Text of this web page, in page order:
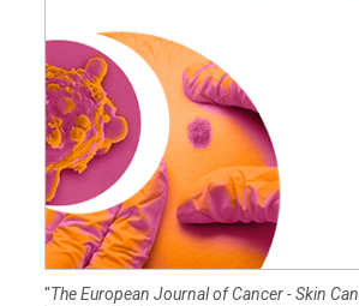
"The European Journal of Cancer - Skin